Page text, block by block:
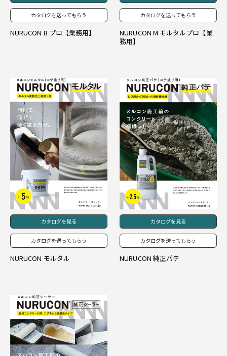
カタログを送ってもらう
NURUCON B プロ【業務用】
カタログを送ってもらう
NURUCON M モルタルプロ【業
務用】
カタログを見る
カタログを送ってもらう
NURUCON モルタル
カタログを見る
カタログを送ってもらう
NURUCON 純正パテ